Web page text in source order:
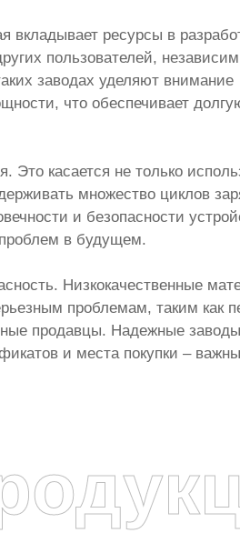
ресурсы в
пользователей,
заводах уделяют внимание
что обеспечивает
Это касается не только
множество циклов
и безопасности
в будущем.
Низкокачественные
проблемам, таким как
продавцы. Надежные
и места покупки –